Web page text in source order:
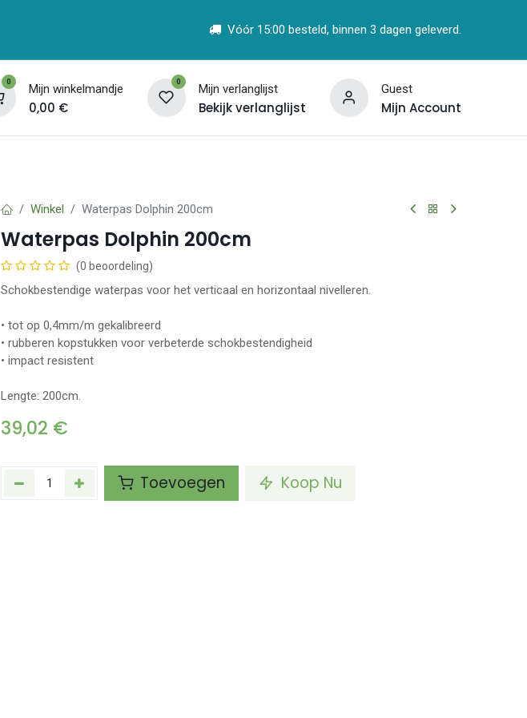
Vóór 15:00 besteld, binnen 3 dagen geleverd.
0 Mijn winkelmandje
0,00 €
0 Mijn verlanglijst
Bekijk verlanglijst
Guest
Mijn Account
Winkel Waterpas Dolphin 200cm
Waterpas Dolphin 200cm
(0 beoordeling)
Schokbestendige waterpas voor het verticaal en horizontaal nivelleren.
• tot op 0,4mm/m gekalibreerd
• rubberen kopstukken voor verbeterde schokbestendigheid
• impact resistent
Lengte: 200cm.
39,02 €
Toevoegen Koop Nu